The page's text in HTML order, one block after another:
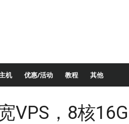
机 优惠/活动 教程 其他
VPS，8核16G